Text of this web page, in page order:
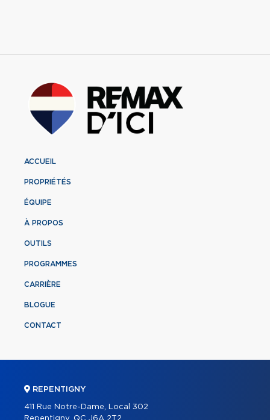
ACCUEIL
PROPRIÉTÉS
ÉQUIPE
À PROPOS
OUTILS
PROGRAMMES
CARRIÈRE
BLOGUE
CONTACT
REPENTIGNY
411 Rue Notre-Dame, Local 302
Repentigny, QC J6A 2T2